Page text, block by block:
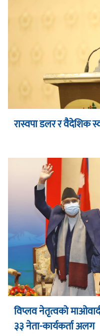
रास्वपा डलर र वैदेशिक
विप्लव नेतृत्वको
३३ नेता-कार्यकर्ता अलग